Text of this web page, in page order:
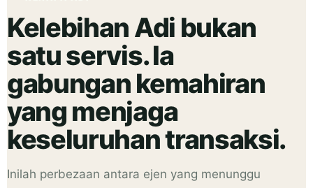
Kelebihan Adi bukan
satu servis. Ia
gabungan kemahiran
yang menjaga
keseluruhan transaksi.
Inilah perbezaan antara ejen yang menunggu